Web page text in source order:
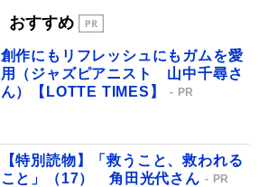
おすすめ
創作にもリフレッシュにもガムを愛
用（ジャズピアニスト 山中千尋さ
ん）【LOTTE TIMES】
PR
【特別読物】「救うこと、救われる
こと」（17） 角田光代さん
PR